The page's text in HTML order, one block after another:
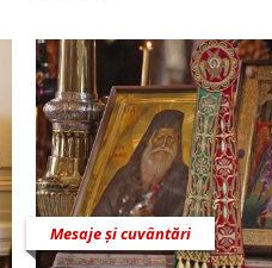
Mesaje și cuvântări